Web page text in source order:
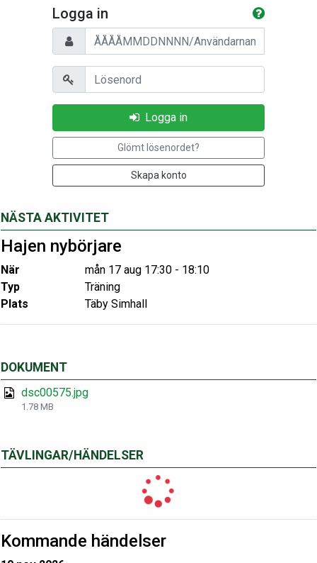
NÄSTA AKTIVITET
Hajen nybörjare
När
mån 17 aug 17:30 - 18:10
Typ
Träning
Plats
Täby Simhall
DOKUMENT
dsc00575.jpg
1.78 MB
TÄVLINGAR/HÄNDELSER
Kommande händelser
Logga in
Personnummer/Användarnamn
Lösenord
Logga in
Glömt lösenordet?
Skapa konto